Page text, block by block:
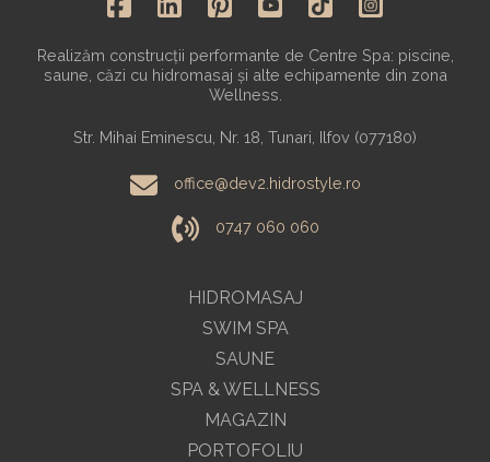
HIDROMASAJ
SWIM SPA
SAUNE
SPA & WELLNESS
MAGAZIN
Realizăm construcții performante de Centre Spa: piscine,
saune, căzi cu hidromasaj și alte echipamente din zona
Wellness.
Str. Mihai Eminescu, Nr. 18, Tunari, Ilfov (077180)
office@dev2.hidrostyle.ro
0747 060 060
PORTOFOLIU